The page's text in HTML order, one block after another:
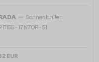
— Sonnenbrillen
B15S - 17N70R - 51
EUR